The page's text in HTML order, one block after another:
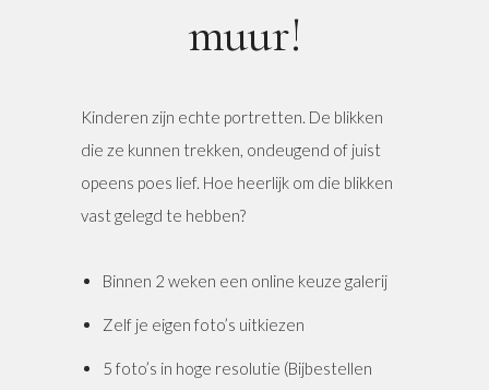
muur!
Kinderen zijn echte portretten. De blikken
die ze kunnen trekken, ondeugend of juist
opeens poes lief. Hoe heerlijk om die blikken
vast gelegd te hebben?
Binnen 2 weken een online keuze galerij
Zelf je eigen foto’s uitkiezen
5 foto’s in hoge resolutie (Bijbestellen